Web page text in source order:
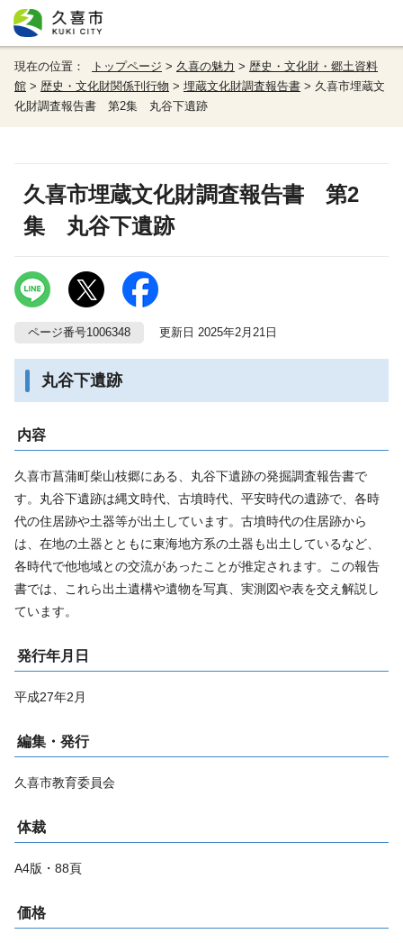
現在の位置： トップページ > 久喜の魅力 > 歴史・文化財・郷土資料
館 > 歴史・文化財関係刊行物 > 埋蔵文化財調査報告書 > 久喜市埋蔵文
化財調査報告書 第2集 丸谷下遺跡
久喜市埋蔵文化財調査報告書 第2
集 丸谷下遺跡
ページ番号1006348 更新日 2025年2月21日
丸谷下遺跡
内容
久喜市菖蒲町柴山枝郷にある、丸谷下遺跡の発掘調査報告書で
す。丸谷下遺跡は縄文時代、古墳時代、平安時代の遺跡で、各時
代の住居跡や土器等が出土しています。古墳時代の住居跡から
は、在地の土器とともに東海地方系の土器も出土しているなど、
各時代で他地域との交流があったことが推定されます。この報告
書では、これら出土遺構や遺物を写真、実測図や表を交え解説し
ています。
発行年月日
平成27年2月
編集・発行
久喜市教育委員会
体裁
A4版・88頁
価格